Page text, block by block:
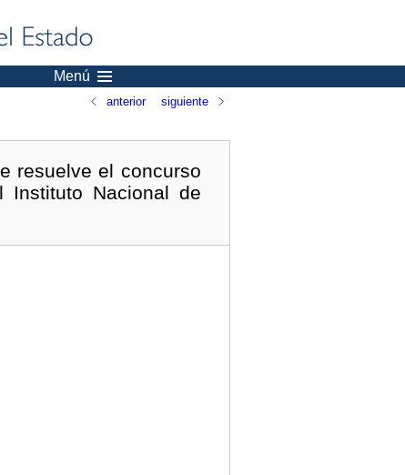
Menú
anterior siguiente
resuelve el concurso
Nacional de